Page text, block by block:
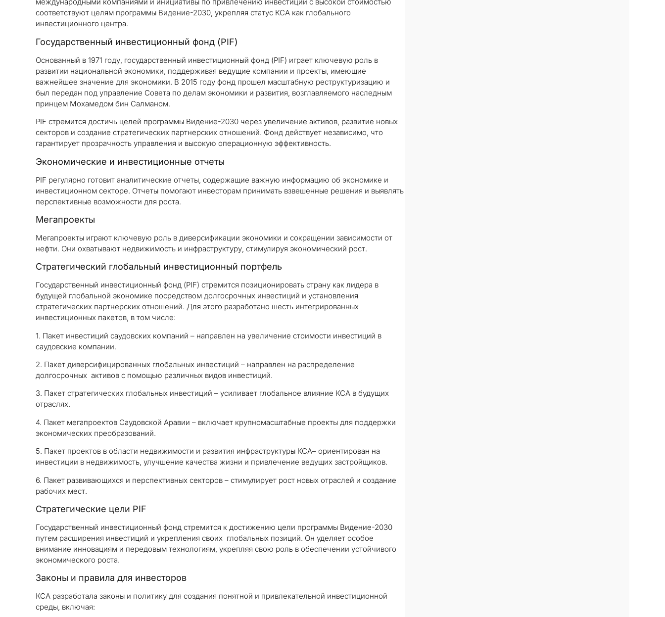
международными компаниями и инициативы по привлечению инвестиций с высокой стоимостью
соответствуют целям программы Видение-2030, укрепляя статус КСА как глобального
инвестиционного центра.
Государственный инвестиционный фонд (PIF)
Основанный в 1971 году, государственный инвестиционный фонд (PIF) играет ключевую роль в
развитии национальной экономики, поддерживая ведущие компании и проекты, имеющие
важнейшее значение для экономики. В 2015 году фонд прошел масштабную реструктуризацию и
был передан под управление Совета по делам экономики и развития, возглавляемого наследным
принцем Мохамедом бин Салманом.
PIF стремится достичь целей программы Видение-2030 через увеличение активов, развитие новых
секторов и создание стратегических партнерских отношений. Фонд действует независимо, что
гарантирует прозрачность управления и высокую операционную эффективность.
Экономические и инвестиционные отчеты
PIF регулярно готовит аналитические отчеты, содержащие важную информацию об экономике и
инвестиционном секторе. Отчеты помогают инвесторам принимать взвешенные решения и выявлять
перспективные возможности для роста.
Мегапроекты
Мегапроекты играют ключевую роль в диверсификации экономики и сокращении зависимости от
нефти. Они охватывают недвижимость и инфраструктуру, стимулируя экономический рост.
Стратегический глобальный инвестиционный портфель
Государственный инвестиционный фонд (PIF) стремится позиционировать страну как лидера в
будущей глобальной экономике посредством долгосрочных инвестиций и установления
стратегических партнерских отношений. Для этого разработано шесть интегрированных
инвестиционных пакетов, в том числе:
1. Пакет инвестиций саудовских компаний – направлен на увеличение стоимости инвестиций в
саудовские компании.
2. Пакет диверсифицированных глобальных инвестиций – направлен на распределение
долгосрочных активов с помощью различных видов инвестиций.
3. Пакет стратегических глобальных инвестиций – усиливает глобальное влияние КСА в будущих
отраслях.
4. Пакет мегапроектов Саудовской Аравии – включает крупномасштабные проекты для поддержки
экономических преобразований.
5. Пакет проектов в области недвижимости и развития инфраструктуры КСА– ориентирован на
инвестиции в недвижимость, улучшение качества жизни и привлечение ведущих застройщиков.
6. Пакет развивающихся и перспективных секторов – стимулирует рост новых отраслей и создание
рабочих мест.
Стратегические цели PIF
Государственный инвестиционный фонд стремится к достижению цели программы Видение-2030
путем расширения инвестиций и укрепления своих глобальных позиций. Он уделяет особое
внимание инновациям и передовым технологиям, укрепляя свою роль в обеспечении устойчивого
экономического роста.
Законы и правила для инвесторов
КСА разработала законы и политику для создания понятной и привлекательной инвестиционной
среды, включая: